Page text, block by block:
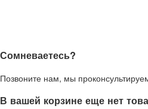
Сомневаетесь?
Позвоните нам, мы
В вашей корзине еще нет